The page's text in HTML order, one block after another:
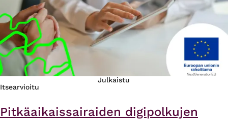
Julkaistu
Itsearvioitu
Pitkäaikaissairaiden digipolkujen